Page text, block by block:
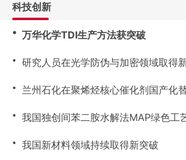
科技创新
・ 万华化学TDI生产方法获突破
・ 研究人员在光学防伪与加密领域取得
・ 兰州石化在聚烯烃核心催化剂国产化
・ 我国独创间苯二胺水解法MAP绿色工
・ 我国新材料领域持续取得新突破